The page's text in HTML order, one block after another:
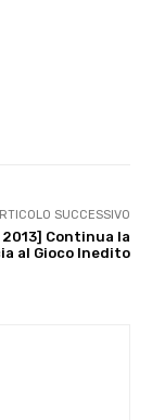
SUCCESSIVO
2013] Continua la
al Gioco Inedito